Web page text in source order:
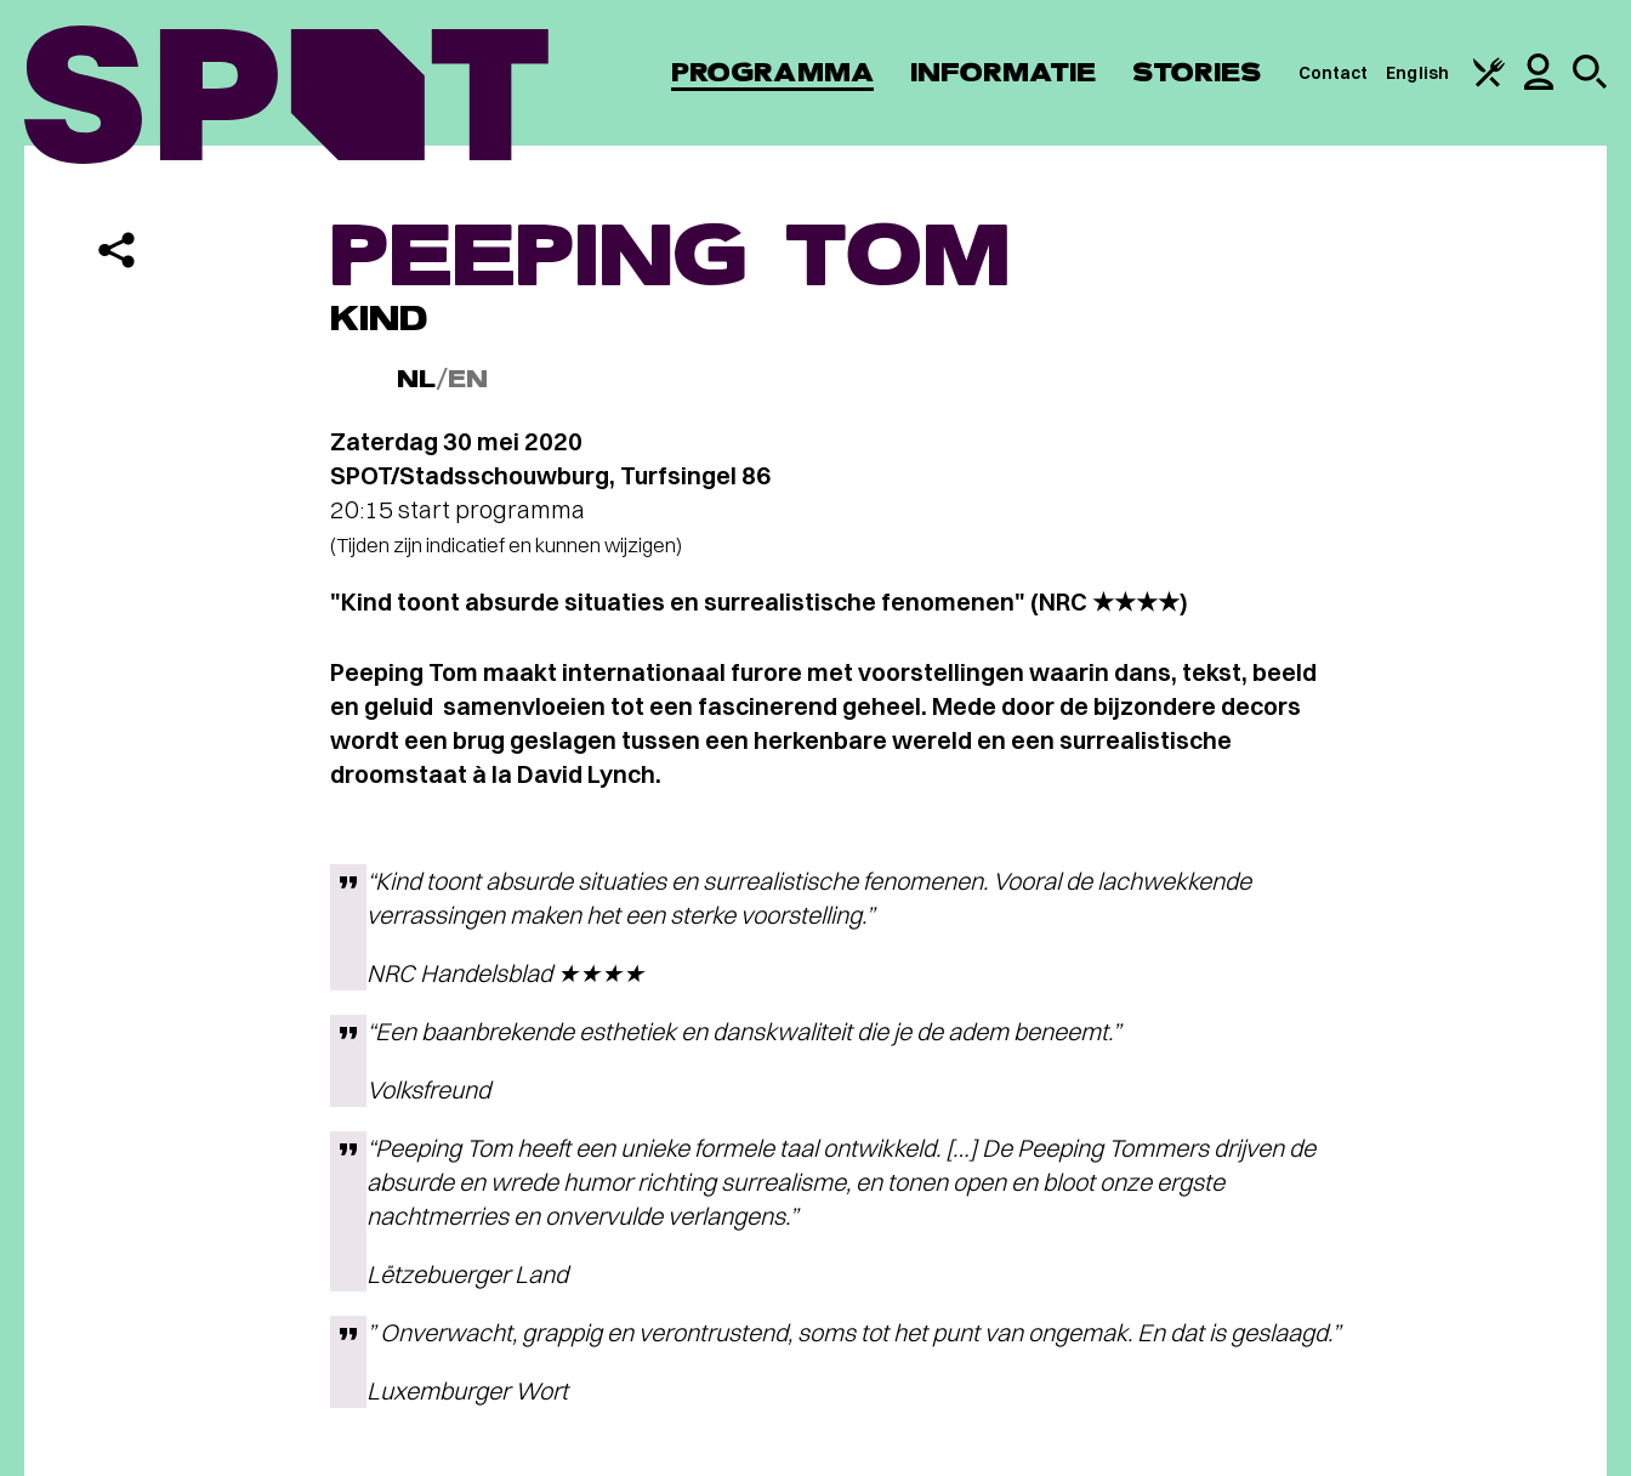
PROGRAMMA INFORMATIE STORIES Contact English
PEEPING TOM
KIND
NL/EN
Zaterdag 30 mei 2020
SPOT/Stadsschouwburg, Turfsingel 86
20:15 start programma
(Tijden zijn indicatief en kunnen wijzigen)
"Kind toont absurde situaties en surrealistische fenomenen" (NRC ★★★★)
Peeping Tom maakt internationaal furore met voorstellingen waarin dans, tekst, beeld
en geluid samenvloeien tot een fascinerend geheel. Mede door de bijzondere decors
wordt een brug geslagen tussen een herkenbare wereld en een surrealistische
droomstaat à la David Lynch.
“Kindtoont absurde situaties en surrealistische fenomenen. Vooral de lachwekkende
verrassingen maken het een sterke voorstelling.”
NRC Handelsblad ★★★★
“Een baanbrekende esthetiek en danskwaliteit die je de adem beneemt.”
Volksfreund
“Peeping Tom heeft een unieke formele taal ontwikkeld. […] De Peeping Tommers drijven de
absurde en wrede humor richting surrealisme, en tonen open en bloot onze ergste
nachtmerries en onvervulde verlangens.”
Lëtzebuerger Land
” Onverwacht, grappig en verontrustend, soms tot het punt van ongemak. En dat is geslaagd.”
Luxemburger Wort